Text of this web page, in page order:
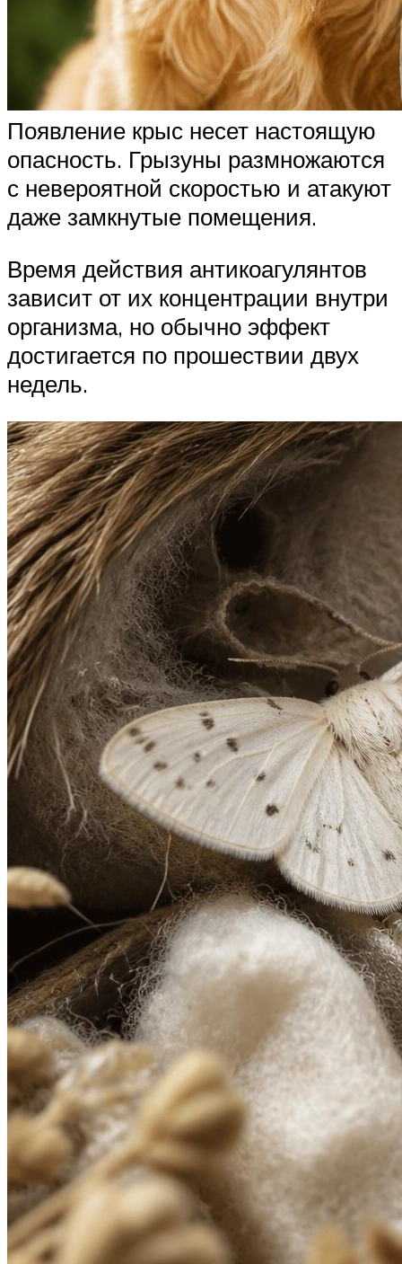
Появление крыс несет настоящую
опасность. Грызуны размножаются
с невероятной скоростью и атакуют
даже замкнутые помещения.
Время действия антикоагулянтов
зависит от их концентрации внутри
организма, но обычно эффект
достигается по прошествии двух
недель.